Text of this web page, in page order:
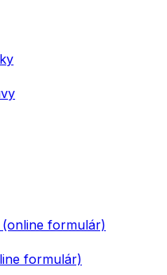
(online formulár)
formulár)